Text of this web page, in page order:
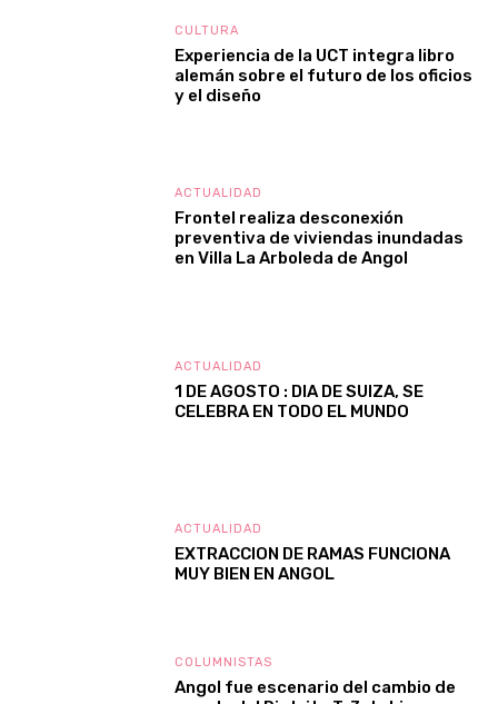
CULTURA
Experiencia de la UCT integra libro
alemán sobre el futuro de los oficios
y el diseño
ACTUALIDAD
Frontel realiza desconexión
preventiva de viviendas inundadas
en Villa La Arboleda de Angol
ACTUALIDAD
1 DE AGOSTO : DIA DE SUIZA, SE
CELEBRA EN TODO EL MUNDO
ACTUALIDAD
EXTRACCION DE RAMAS FUNCIONA
MUY BIEN EN ANGOL
COLUMNISTAS
Angol fue escenario del cambio de